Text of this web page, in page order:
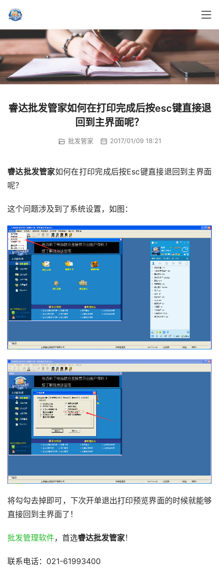
睿达批发管家如何在打印完成后按esc键直接退
回到主界面呢？
批发管家 2017/01/09 18:21
睿达批发管家如何在打印完成后按Esc键直接退回到主界面
呢？
这个问题涉及到了系统设置，如图：
将勾勾去掉即可，下次开单退出打印预览界面的时候就能够
直接回到主界面了！
批发管理软件，首选睿达批发管家！
联系电话：021-61993400